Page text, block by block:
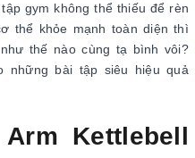
gym không thể thiếu để rèn
thể khỏe mạnh toàn diện thì
thế nào cùng tạ bình vôi?
những bài tập siêu hiệu quả
Kettlebell